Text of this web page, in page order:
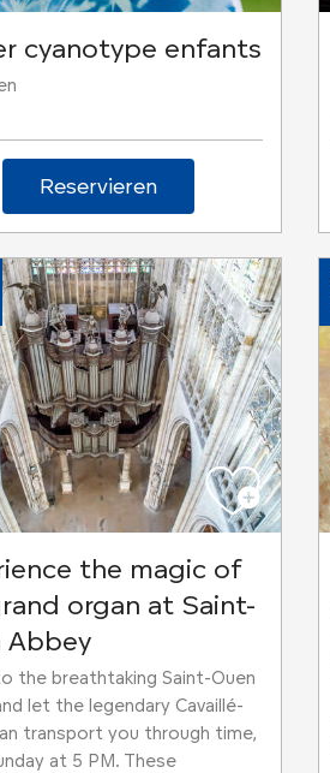
cyanotype enfants
Reservieren
the magic of
organ at Saint-
Abbey
the breathtaking Saint-Ouen
let the legendary Cavaillé-
transport you through time,
at 5 PM. These